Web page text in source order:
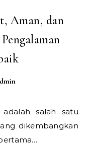
Aman, dan
dikembangkan